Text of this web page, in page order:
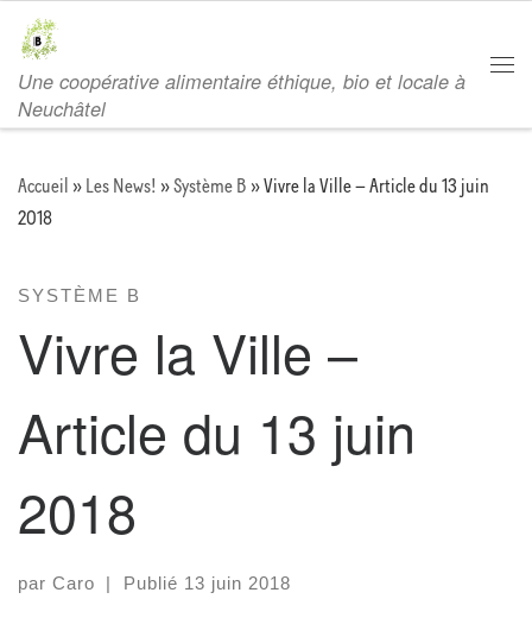
Passer au contenu
Une coopérative alimentaire éthique, bio et locale à
Neuchâtel
Accueil »Les News! »Système B »Vivre la Ville – Article du 13 juin
2018
SYSTÈME B
Vivre la Ville –
Article du 13 juin
2018
par Caro | Publié 13 juin 2018